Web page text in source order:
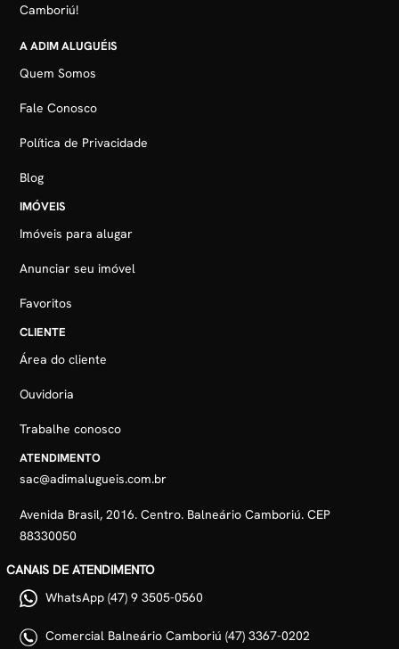
Camboriú!
A ADIM ALUGUÉIS
Quem Somos
Fale Conosco
Política de Privacidade
Blog
IMÓVEIS
Imóveis para alugar
Anunciar seu imóvel
Favoritos
CLIENTE
Área do cliente
Ouvidoria
Trabalhe conosco
ATENDIMENTO
sac@adimalugueis.com.br
Avenida Brasil, 2016. Centro. Balneário Camboriú. CEP
88330050
CANAIS DE ATENDIMENTO
WhatsApp (47) 9 3505-0560
Comercial Balneário Camboriú (47) 3367-0202